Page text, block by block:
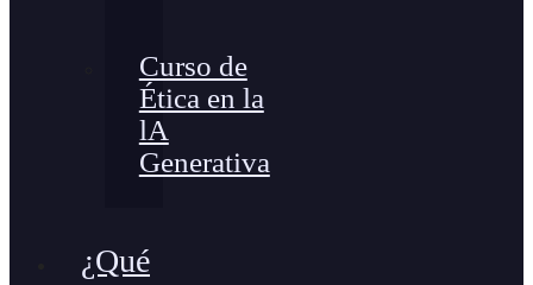
Curso de
Ética en la
lA
Generativa
¿Qué